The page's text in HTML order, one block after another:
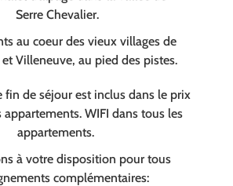
Serre Chevalier.
au coeur des vieux villages de
Villeneuve, au pied des pistes.
fin de séjour est inclus dans le prix
appartements. WIFI dans tous les
appartements.
à votre disposition pour tous
complémentaires: